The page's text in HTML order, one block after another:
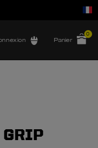
Panier
0
GRIP